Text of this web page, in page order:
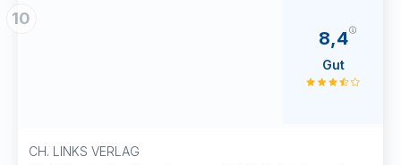
10
CH. LINKS VERLAG
8,4
Gut